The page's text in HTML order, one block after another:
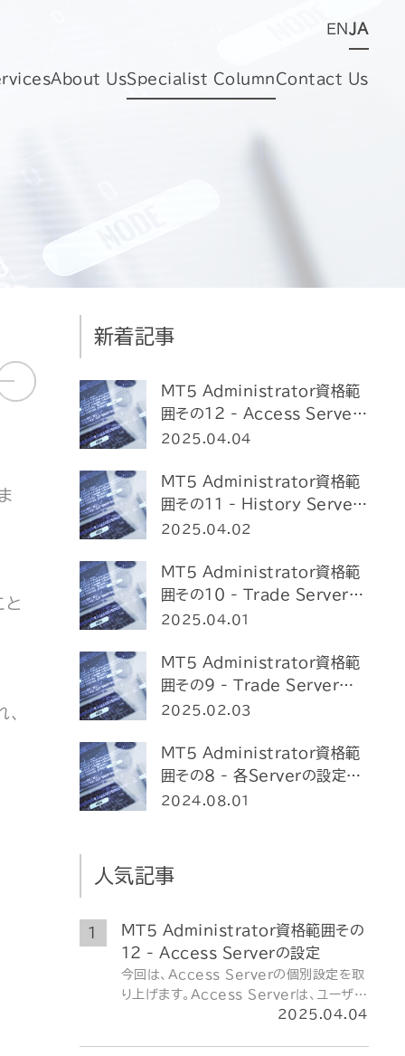
EN JA
About UsSpecialist ColumnContact Us
と
新着記事
MT5 Administrator資格範
囲その12 - Access Server
の設定
2025.04.04
MT5 Administrator資格範
囲その11 - History Server
の設定
2025.04.02
MT5 Administrator資格範
囲その10 - Trade Serverの
設定（後編）
2025.04.01
MT5 Administrator資格範
囲その9 - Trade Serverの
設定（前編）
2025.02.03
MT5 Administrator資格範
囲その8 - 各Serverの設定
（共通設定）
2024.08.01
人気記事
MT5 Administrator資格範囲その
12 - Access Serverの設定
今回は、Access Serverの個別設定を取
り上げます。Access Serverは、ユーザと
Trade Serverの間に立って通信の橋渡
2025.04.04